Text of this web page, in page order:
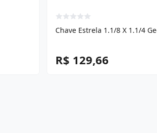
Chave Estrela 1.1/8 X 1.1/4
R$ 129,66